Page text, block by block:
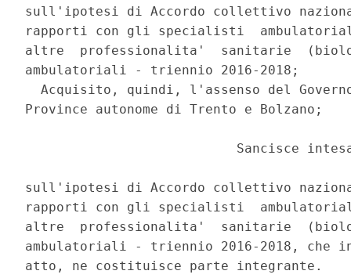
sull'ipotesi di Accordo collettivo
rapporti con gli specialisti
altre  professionalita'  sanitarie
ambulatoriali - triennio 2016-2018;
Acquisito, quindi, l'assenso del
Province autonome di Trento e Bolzano;
Sancisce
sull'ipotesi di Accordo collettivo
rapporti con gli specialisti
altre  professionalita'  sanitarie
ambulatoriali - triennio 2016-2018, che
atto, ne costituisce parte integrante.